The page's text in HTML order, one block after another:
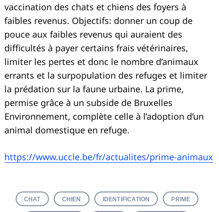
vaccination des chats et chiens des foyers à
faibles revenus. Objectifs: donner un coup de
pouce aux faibles revenus qui auraient des
difficultés à payer certains frais vétérinaires,
limiter les pertes et donc le nombre d’animaux
errants et la surpopulation des refuges et limiter
la prédation sur la faune urbaine. La prime,
permise grâce à un subside de Bruxelles
Environnement, complète celle à l’adoption d’un
animal domestique en refuge.
https://www.uccle.be/fr/actualites/prime-animaux
CHAT CHIEN IDENTIFICATION PRIME